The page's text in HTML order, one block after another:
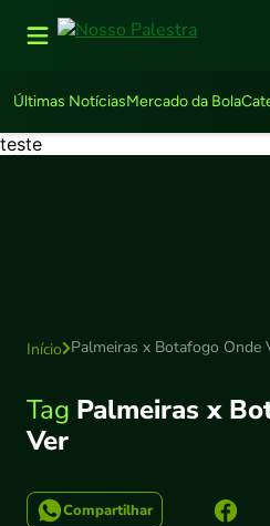
Últimas NotíciasMercado da Bola
teste
Início Palmeiras x Botafogo Onde
Tag Palmeiras x
Ver
Compartilhar